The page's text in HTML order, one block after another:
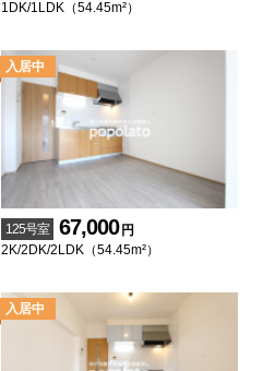
1DK/1LDK（54.45m²）
125号室 67,000 円
2K/2DK/2LDK（54.45m²）